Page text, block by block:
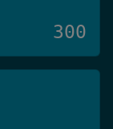
300